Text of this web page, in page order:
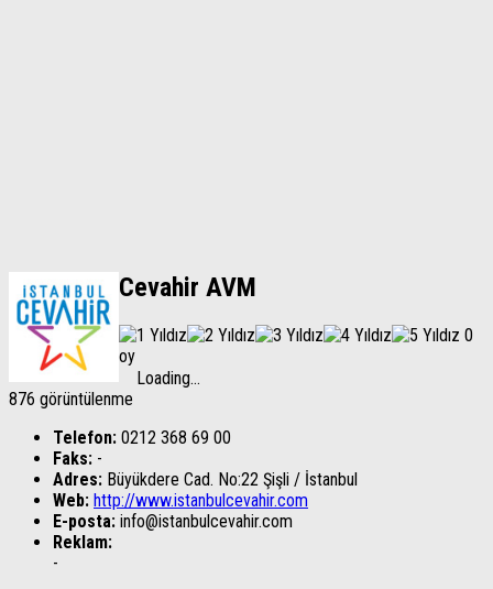
Cevahir AVM
0
oy
Loading...
876 görüntülenme
Telefon: 0212 368 69 00
Faks: -
Adres: Büyükdere Cad. No:22 Şişli / İstanbul
Web: http://www.istanbulcevahir.com
E-posta: info@istanbulcevahir.com
Reklam:
-